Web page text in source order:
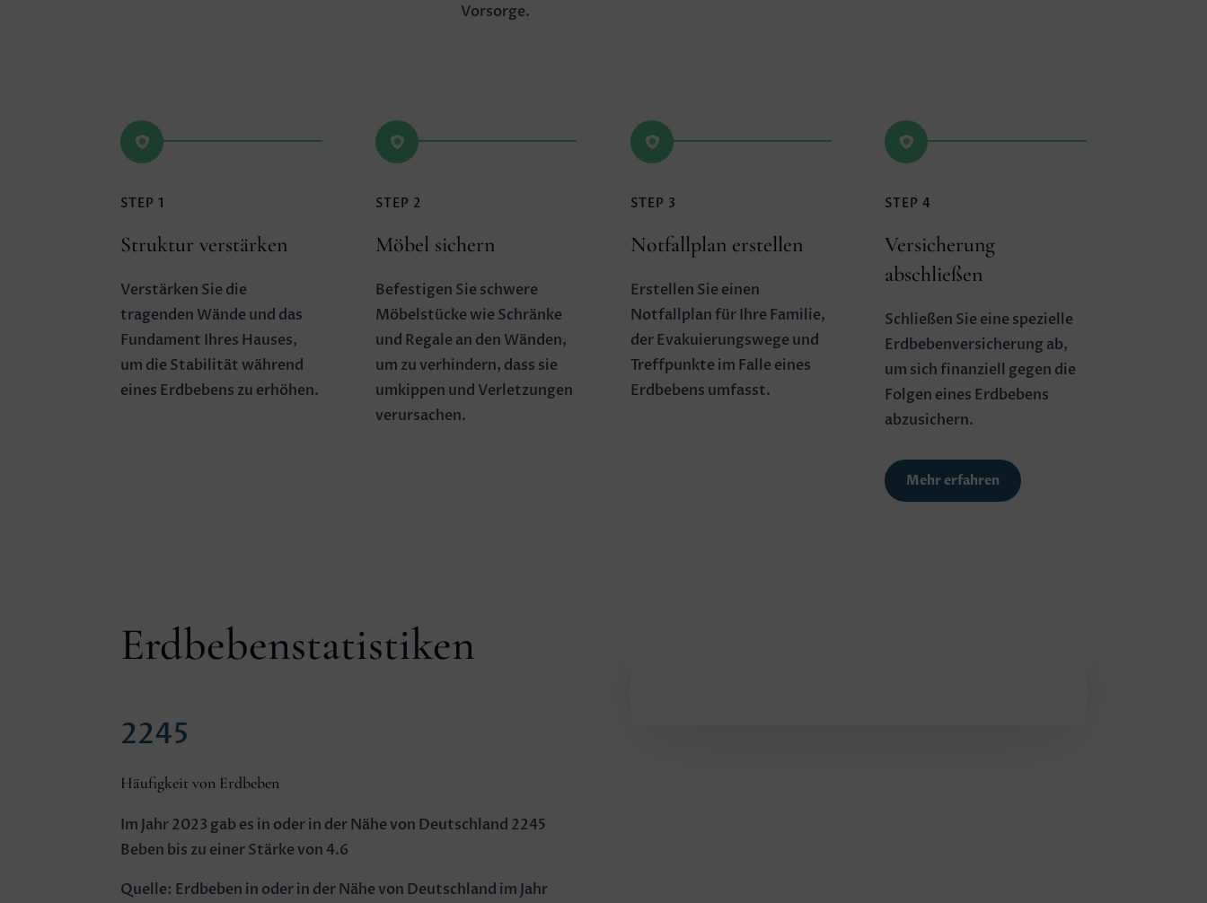
Vorsorge.

STEP 1
Struktur verstärken
Verstärken Sie die
tragenden Wände und das
Fundament Ihres Hauses,
um die Stabilität während
eines Erdbebens zu erhöhen.

STEP 2
Möbel sichern
Befestigen Sie schwere
Möbelstücke wie Schränke
und Regale an den Wänden,
um zu verhindern, dass sie
umkippen und Verletzungen
verursachen.

STEP 3
Notfallplan erstellen
Erstellen Sie einen
Notfallplan für Ihre Familie,
der Evakuierungswege und
Treffpunkte im Falle eines
Erdbebens umfasst.

STEP 4
Versicherung
abschließen
Schließen Sie eine spezielle
Erdbebenversicherung ab,
um sich finanziell gegen die
Folgen eines Erdbebens
abzusichern.
Mehr erfahren
Erdbebenstatistiken
2245
Häufigkeit von Erdbeben
Im Jahr 2023 gab es in oder in der Nähe von Deutschland 2245
Beben bis zu einer Stärke von 4.6
Quelle: Erdbeben in oder in der Nähe von Deutschland im Jahr